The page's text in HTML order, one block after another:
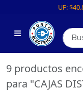
UF:
9 productos
para "CAJAS